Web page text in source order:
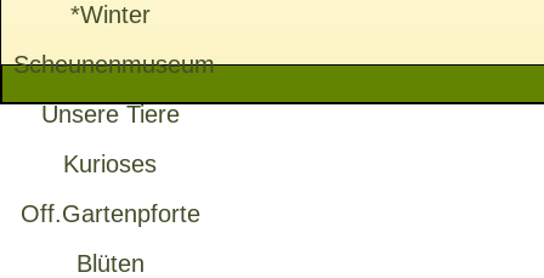
*Winter
Scheunenmuseum
Unsere Tiere
Kurioses
Off.Gartenpforte
Blüten